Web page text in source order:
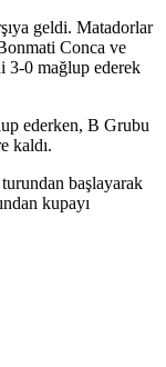
geldi. Matadorlar
Conca ve
3-0 mağlup ederek
ederken, B Grubu
kaldı.
başlayarak
kupayı